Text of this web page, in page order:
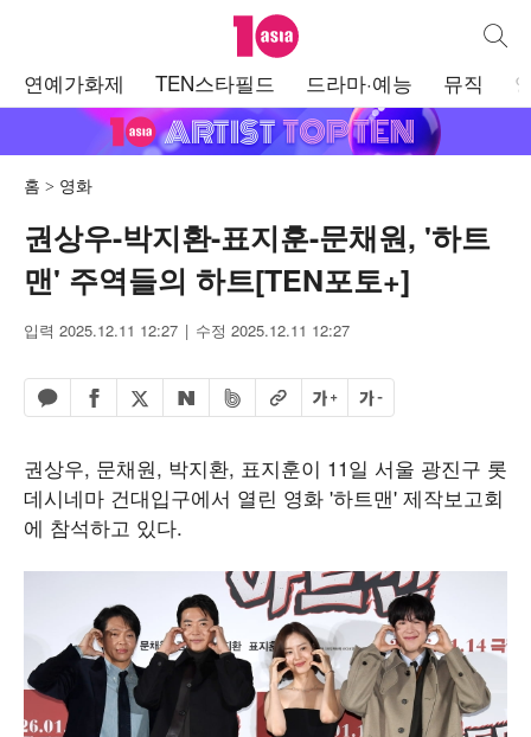
텐아시아 통합
연예가화제 TEN스타필드 드라마·예능 뮤직
홈 영화
권상우-박지환-표지훈-문채원, '하트
맨' 주역들의 하트[TEN포토+]
입력 2025.12.11 12:27 수정 2025.12.11 12:27
카카오톡 공유하기
페이스북 공유하기
엑스 공유하기
네이버 공유하기
밴드 공유하기
URL복사글자 크게글자 작게
권상우, 문채원, 박지환, 표지훈이 11일 서울 광진구 롯
데시네마 건대입구에서 열린 영화 '하트맨' 제작보고회
에 참석하고 있다.